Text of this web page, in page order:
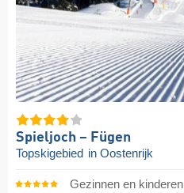
Spieljoch – Fügen
Topskigebied in Oostenrijk
Gezinnen en kinderen